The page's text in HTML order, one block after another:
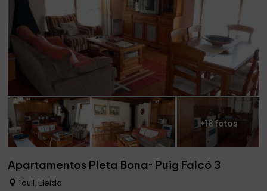
+18 fotos
Apartamentos Pleta Bona- Puig Falcó 3
Taull, Lleida